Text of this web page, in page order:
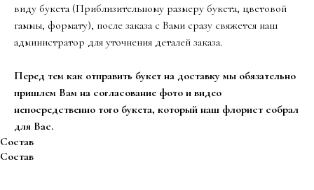
виду букета (Приблизительному размеру букета, цветовой
гаммы, формату), после заказа с Вами сразу свяжется наш
администратор для уточнения деталей заказа.
Перед тем как отправить букет на доставку мы обязательно
пришлем Вам на согласование фото и видео
непосредственно того букета, который наш флорист собрал
для Вас.
Состав
Состав